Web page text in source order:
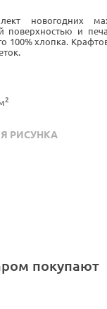
новогодних
поверхностью и
100% хлопка.
2
РИСУНКА
покупают